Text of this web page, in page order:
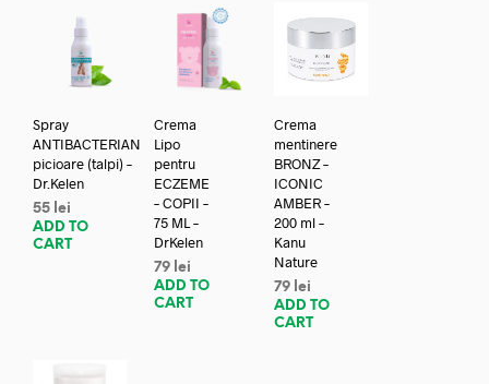
Spray
ANTIBACTERIAN
picioare (talpi) –
Dr.Kelen
55 lei
ADD TO
CART
Crema
Lipo
pentru
ECZEME
– COPII –
75 ML –
DrKelen
79 lei
ADD TO
CART
Crema
mentinere
BRONZ –
ICONIC
AMBER –
200 ml –
Kanu
Nature
79 lei
ADD TO
CART